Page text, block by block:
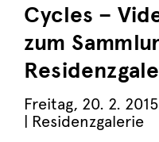
Cycles –
zum
Freitag, 20. 2. 2015
| Residenzgalerie